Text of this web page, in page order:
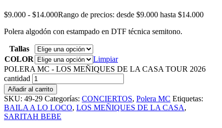
$9.000 - $14.000Rango de precios: desde $9.000 hasta $14.000
Polera algodón con estampado en DTF técnica semitono.
Tallas
COLOR
Limpiar
POLERA MC - LOS MEÑIQUES DE LA CASA TOUR 2026
cantidad
Añadir al carrito
SKU: 49-29 Categorías: CONCIERTOS, Polera MC Etiquetas:
BAILA A LO LOCO, LOS MEÑIQUES DE LA CASA,
SARITAH BEBE